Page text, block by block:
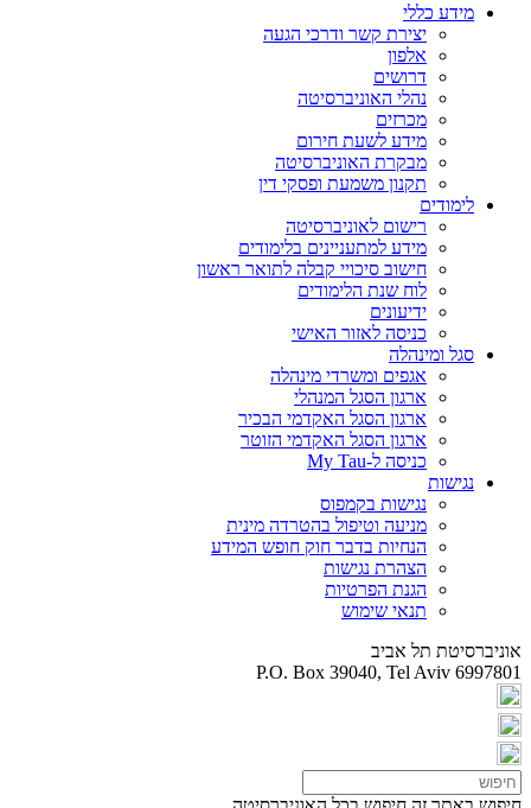
מידע כללי
יצירת קשר ודרכי הגעה
אלפון
דרושים
נהלי האוניברסיטה
מכרזים
מידע לשעת חירום
מבקרת האוניברסיטה
תקנון משמעת ופסקי דין
לימודים
רישום לאוניברסיטה
מידע למתעניינים בלימודים
חישוב סיכויי קבלה לתואר ראשון
לוח שנת הלימודים
ידיעונים
כניסה לאזור האישי
סגל ומינהלה
אגפים ומשרדי מינהלה
ארגון הסגל המנהלי
ארגון הסגל האקדמי הבכיר
ארגון הסגל האקדמי הזוטר
כניסה ל-My Tau
נגישות
נגישות בקמפוס
מניעה וטיפול בהטרדה מינית
הנחיות בדבר חוק חופש המידע
הצהרת נגישות
הגנת הפרטיות
תנאי שימוש
אוניברסיטת תל אביב
P.O. Box 39040, Tel Aviv 6997801